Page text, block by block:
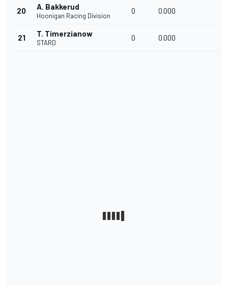
20 A. Bakkerud
Hoonigan Racing Division
0 0.000
21 T. Timerzianow
STARD
0 0.000